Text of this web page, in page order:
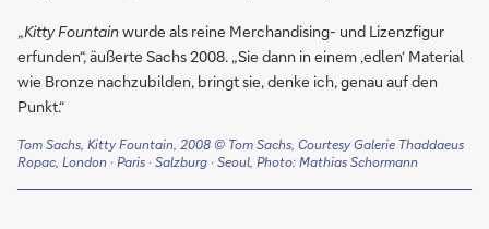
„Kitty Fountainwurde als reine Merchandising- und Lizenzfigur
erfunden“, äußerte Sachs 2008. „Sie dann in einem ‚edlen‘ Material
wie Bronze nachzubilden, bringt sie, denke ich, genau auf den
Punkt.“
Tom Sachs, Kitty Fountain, 2008 © Tom Sachs, Courtesy Galerie Thaddaeus
Ropac, London · Paris · Salzburg · Seoul, Photo: Mathias Schormann